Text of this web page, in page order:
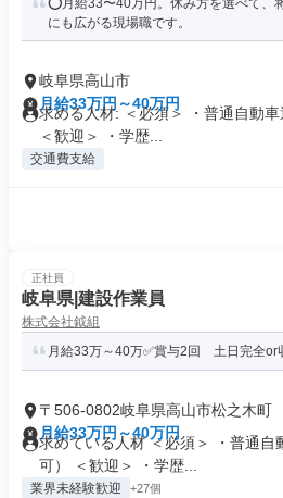
⭕月給33〜40万円。休み方を選べて、
にも広がる現場職です。
岐阜県高山市
月給33万円～40万円
求める人材: ＜必須＞ ・普通自動
＜歓迎＞ ・学歴...
交通費支給
正社員
岐阜県|建設作業員
株式会社鉞組
月給33万～40万✅賞与2回 土日完全or
〒506-0802岐阜県高山市松之木町
月給33万円～40万円
求めている人材 ＜必須＞ ・普通自
可） ＜歓迎＞ ・学歴...
業界未経験歓迎 +27個